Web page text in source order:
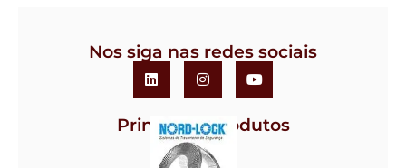
Nos siga nas redes sociais
Principais Produtos